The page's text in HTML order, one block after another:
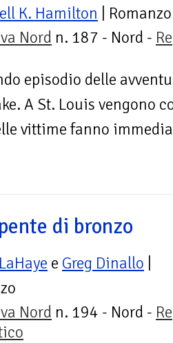
K. Hamilton | Romanzo
Nord n. 187 - Nord -
episodio delle
A St. Louis vengono
vittime fanno
di bronzo
e Greg Dinallo
Nord n. 194 - Nord -